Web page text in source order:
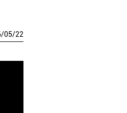
/05/22